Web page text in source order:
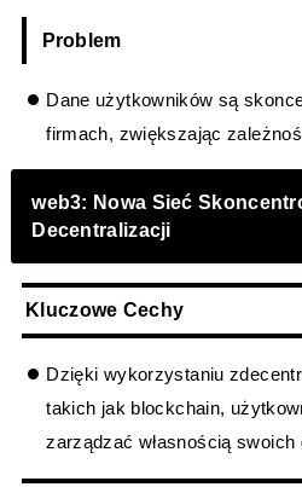
Problem
Dane użytkowników są
firmach, zwiększając
web3: Nowa Sieć
Decentralizacji
Kluczowe Cechy
Dzięki wykorzystaniu
takich jak blockchain,
zarządzać własnością swoich